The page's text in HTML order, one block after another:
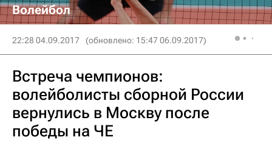
Волейбол
22:28 04.09.2017 (обновлено: 15:47 06.09.2017)
Встреча чемпионов:
волейболисты сборной России
вернулись в Москву после
победы на ЧЕ